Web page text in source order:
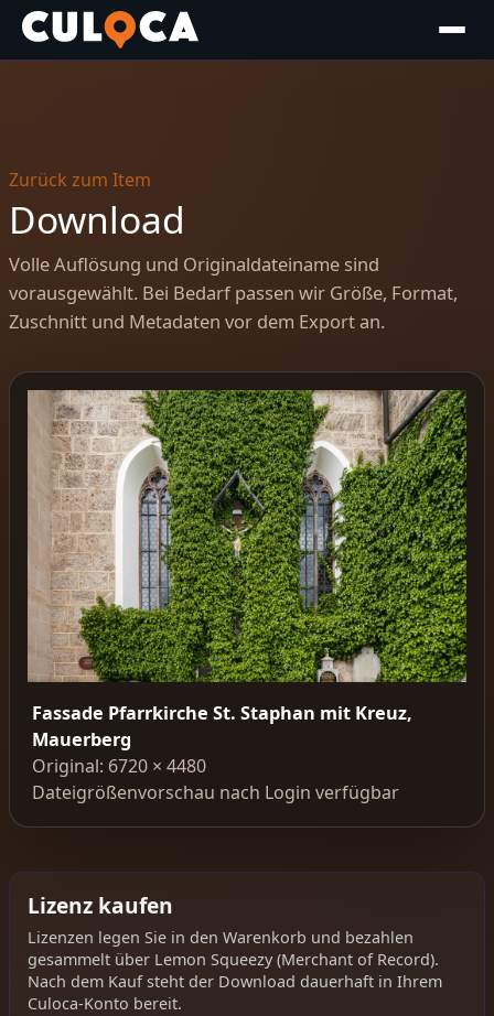
Zurück zum Item
Download
Volle Auflösung und Originaldateiname sind
vorausgewählt. Bei Bedarf passen wir Größe, Format,
Zuschnitt und Metadaten vor dem Export an.
Fassade Pfarrkirche St. Staphan mit Kreuz,
Mauerberg
Original: 6720 × 4480
Dateigrößenvorschau nach Login verfügbar
Lizenz kaufen
Lizenzen legen Sie in den Warenkorb und bezahlen
gesammelt über Lemon Squeezy (Merchant of Record).
Nach dem Kauf steht der Download dauerhaft in Ihrem
Culoca-Konto bereit.